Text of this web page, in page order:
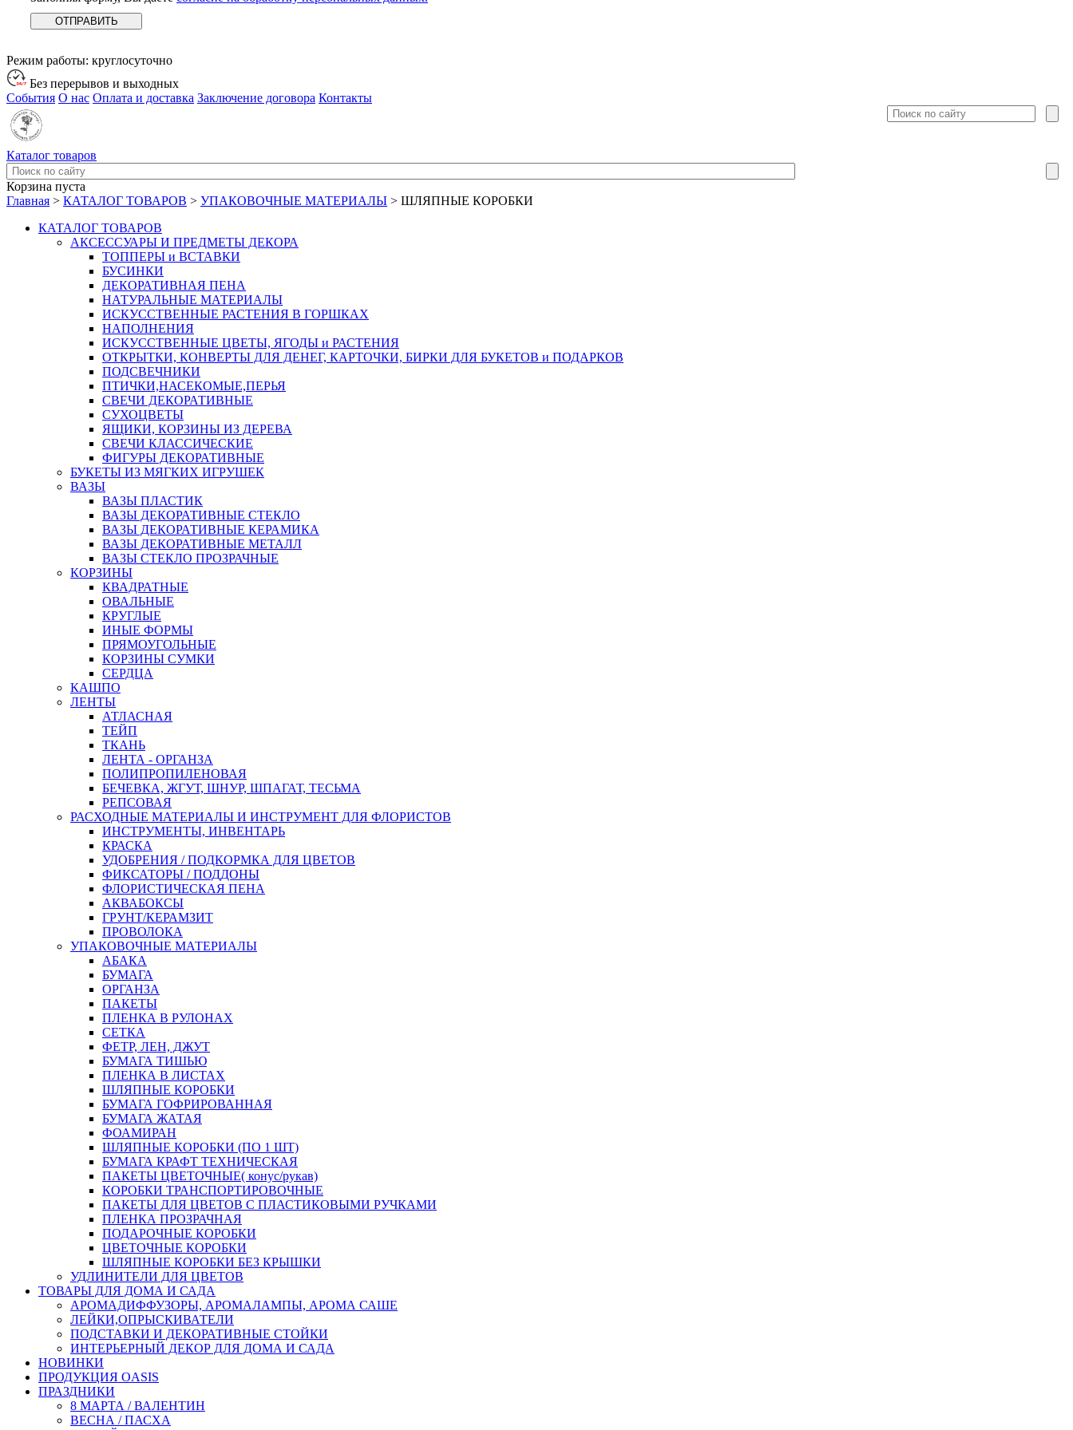
Режим работы: круглосуточно
Без перерывов и выходных
События О нас Оплата и доставка Заключение договора Контакты
Каталог товаров
Корзина пуста
Главная > КАТАЛОГ ТОВАРОВ > УПАКОВОЧНЫЕ МАТЕРИАЛЫ > ШЛЯПНЫЕ КОРОБКИ
КАТАЛОГ ТОВАРОВ
АКСЕССУАРЫ И ПРЕДМЕТЫ ДЕКОРА
ТОППЕРЫ и ВСТАВКИ
БУСИНКИ
ДЕКОРАТИВНАЯ ПЕНА
НАТУРАЛЬНЫЕ МАТЕРИАЛЫ
ИСКУССТВЕННЫЕ РАСТЕНИЯ В ГОРШКАХ
НАПОЛНЕНИЯ
ИСКУССТВЕННЫЕ ЦВЕТЫ, ЯГОДЫ и РАСТЕНИЯ
ОТКРЫТКИ, КОНВЕРТЫ ДЛЯ ДЕНЕГ, КАРТОЧКИ, БИРКИ ДЛЯ БУКЕТОВ и ПОДАРКОВ
ПОДСВЕЧНИКИ
ПТИЧКИ,НАСЕКОМЫЕ,ПЕРЬЯ
СВЕЧИ ДЕКОРАТИВНЫЕ
СУХОЦВЕТЫ
ЯЩИКИ, КОРЗИНЫ ИЗ ДЕРЕВА
СВЕЧИ КЛАССИЧЕСКИЕ
ФИГУРЫ ДЕКОРАТИВНЫЕ
БУКЕТЫ ИЗ МЯГКИХ ИГРУШЕК
ВАЗЫ
ВАЗЫ ПЛАСТИК
ВАЗЫ ДЕКОРАТИВНЫЕ СТЕКЛО
ВАЗЫ ДЕКОРАТИВНЫЕ КЕРАМИКА
ВАЗЫ ДЕКОРАТИВНЫЕ МЕТАЛЛ
ВАЗЫ СТЕКЛО ПРОЗРАЧНЫЕ
КОРЗИНЫ
КВАДРАТНЫЕ
ОВАЛЬНЫЕ
КРУГЛЫЕ
ИНЫЕ ФОРМЫ
ПРЯМОУГОЛЬНЫЕ
КОРЗИНЫ СУМКИ
СЕРДЦА
КАШПО
ЛЕНТЫ
АТЛАСНАЯ
ТЕЙП
ТКАНЬ
ЛЕНТА - ОРГАНЗА
ПОЛИПРОПИЛЕНОВАЯ
БЕЧЕВКА, ЖГУТ, ШНУР, ШПАГАТ, ТЕСЬМА
РЕПСОВАЯ
РАСХОДНЫЕ МАТЕРИАЛЫ И ИНСТРУМЕНТ ДЛЯ ФЛОРИСТОВ
ИНСТРУМЕНТЫ, ИНВЕНТАРЬ
КРАСКА
УДОБРЕНИЯ / ПОДКОРМКА ДЛЯ ЦВЕТОВ
ФИКСАТОРЫ / ПОДДОНЫ
ФЛОРИСТИЧЕСКАЯ ПЕНА
АКВАБОКСЫ
ГРУНТ/КЕРАМЗИТ
ПРОВОЛОКА
УПАКОВОЧНЫЕ МАТЕРИАЛЫ
АБАКА
БУМАГА
ОРГАНЗА
ПАКЕТЫ
ПЛЕНКА В РУЛОНАХ
СЕТКА
ФЕТР, ЛЕН, ДЖУТ
БУМАГА ТИШЬЮ
ПЛЕНКА В ЛИСТАХ
ШЛЯПНЫЕ КОРОБКИ
БУМАГА ГОФРИРОВАННАЯ
БУМАГА ЖАТАЯ
ФОАМИРАН
ШЛЯПНЫЕ КОРОБКИ (ПО 1 ШТ)
БУМАГА КРАФТ ТЕХНИЧЕСКАЯ
ПАКЕТЫ ЦВЕТОЧНЫЕ( конус/рукав)
КОРОБКИ ТРАНСПОРТИРОВОЧНЫЕ
ПАКЕТЫ ДЛЯ ЦВЕТОВ С ПЛАСТИКОВЫМИ РУЧКАМИ
ПЛЕНКА ПРОЗРАЧНАЯ
ПОДАРОЧНЫЕ КОРОБКИ
ЦВЕТОЧНЫЕ КОРОБКИ
ШЛЯПНЫЕ КОРОБКИ БЕЗ КРЫШКИ
УДЛИНИТЕЛИ ДЛЯ ЦВЕТОВ
ТОВАРЫ ДЛЯ ДОМА И САДА
АРОМАДИФФУЗОРЫ, АРОМАЛАМПЫ, АРОМА САШЕ
ЛЕЙКИ,ОПРЫСКИВАТЕЛИ
ПОДСТАВКИ И ДЕКОРАТИВНЫЕ СТОЙКИ
ИНТЕРЬЕРНЫЙ ДЕКОР ДЛЯ ДОМА И САДА
НОВИНКИ
ПРОДУКЦИЯ OASIS
ПРАЗДНИКИ
8 МАРТА / ВАЛЕНТИН
ВЕСНА / ПАСХА